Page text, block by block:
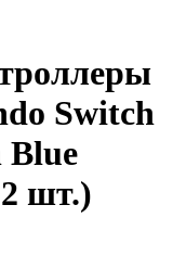
Switch
Blue
шт.)